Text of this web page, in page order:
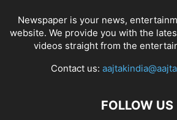
Newspaper is your news,
website. We provide you with the
videos straight from the
Contact us:
FOLLOW US